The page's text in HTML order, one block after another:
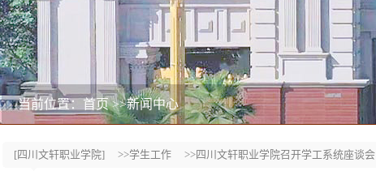
[四川文轩职业学院] >>学生工作 >>四川文轩职业学院召开学工系统座谈会
当前位置：首页>>新闻中心